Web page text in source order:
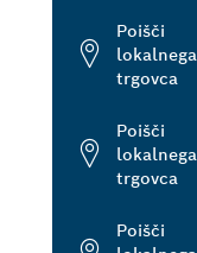
Poišči
lokalnega
trgovca
Poišči
lokalnega
trgovca
Poišči